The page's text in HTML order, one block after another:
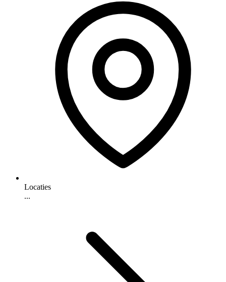
Locaties
...